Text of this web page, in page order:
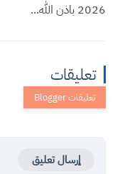
2026 باذن الله...
تعليقات
إرسال تعليق